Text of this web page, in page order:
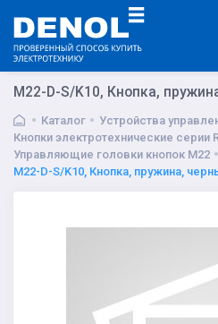
M22-D-S/K10, Кнопка,
Каталог
Устройства
Кнопки электротехнические серии
Управляющие головки кнопок M22
M22-D-S/K10, Кнопка, пружина,